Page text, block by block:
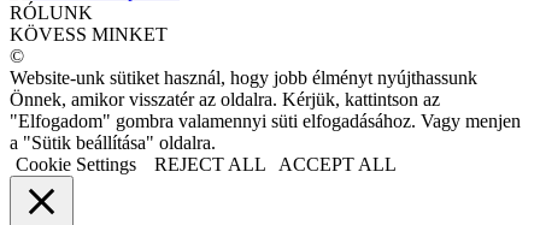
RÓLUNK
KÖVESS MINKET
©
Website-unk sütiket használ, hogy jobb élményt nyújthassunk
Önnek, amikor visszatér az oldalra. Kérjük, kattintson az
"Elfogadom" gombra valamennyi süti elfogadásához. Vagy menjen
a "Sütik beállítása" oldalra.
Cookie Settings
REJECT ALL ACCEPT ALL